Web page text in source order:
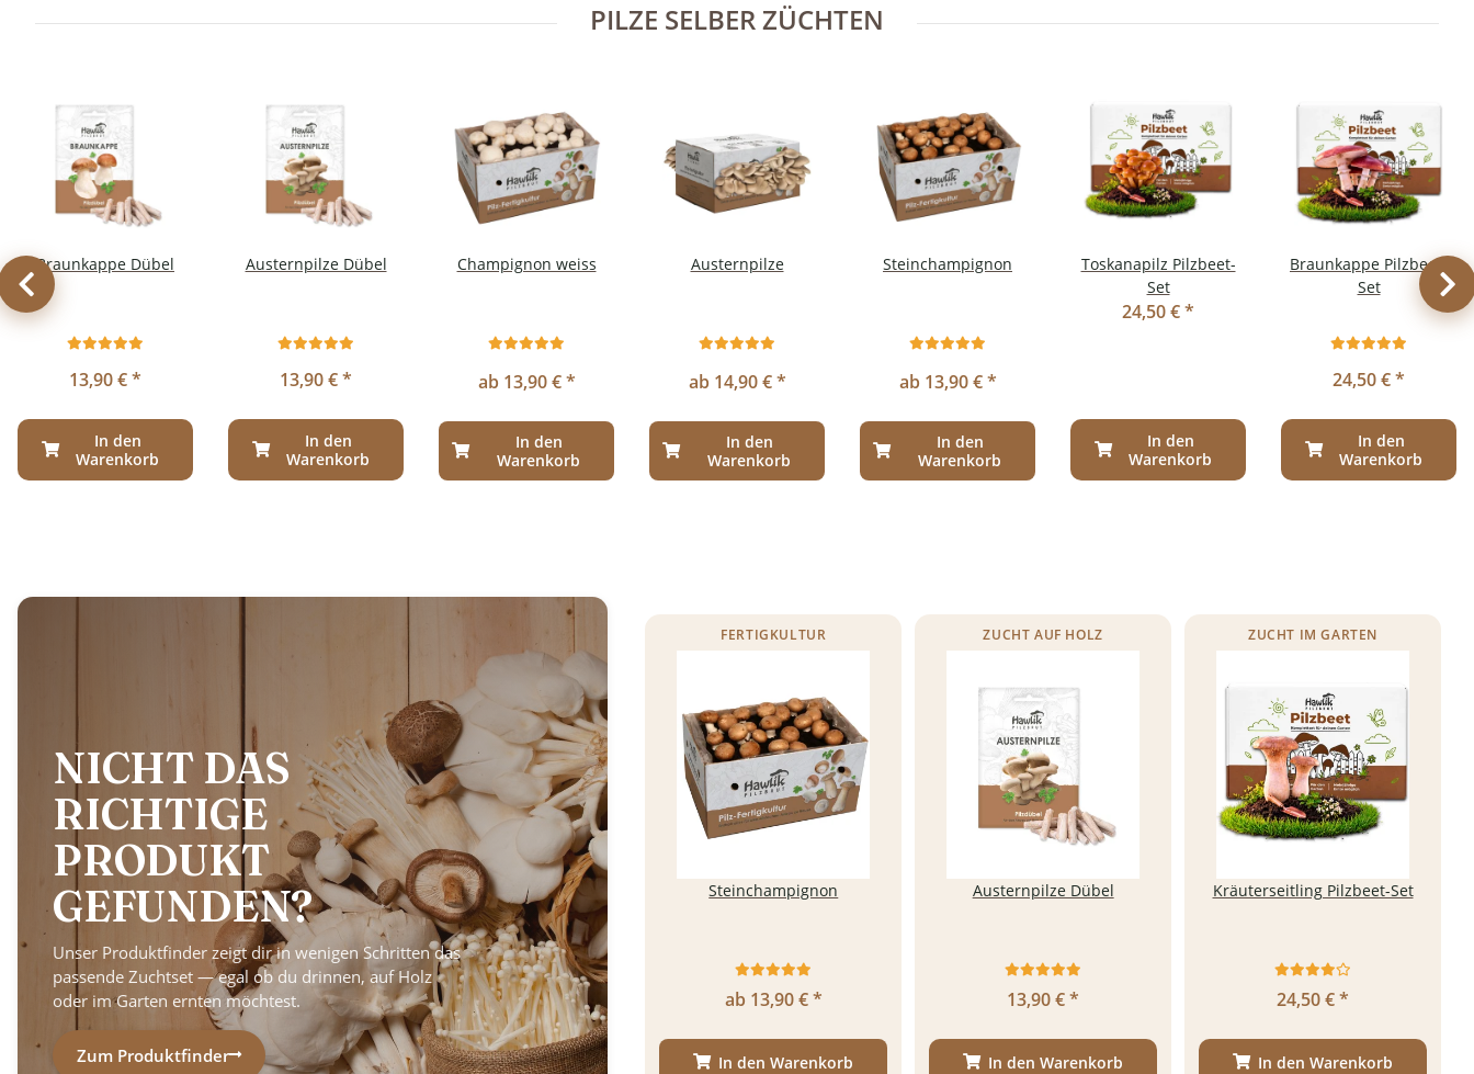
PILZE SELBER ZÜCHTEN
Braunkappe Dübel
13,90 €*
In den
Warenkorb
Austernpilze Dübel
13,90 €*
In den
Warenkorb
Champignon weiss
ab 13,90 € *
In den
Warenkorb
Austernpilze
ab 14,90 € *
In den
Warenkorb
Steinchampignon
ab 13,90 € *
In den
Warenkorb
Toskanapilz Pilzbeet-
Set
24,50 €*
In den
Warenkorb
Braunkappe Pilzbeet-
Set
24,50 €*
In den
Warenkorb
NICHT DAS
RICHTIGE
PRODUKT
GEFUNDEN?
Unser Produktfinder zeigt dir in wenigen Schritten das
passende Zuchtset — egal ob du drinnen, auf Holz
oder im Garten ernten möchtest.
Zum Produktfinder
FERTIGKULTUR
Steinchampignon
ab 13,90 € *
In den Warenkorb
ZUCHT AUF HOLZ
Austernpilze Dübel
13,90 €*
In den Warenkorb
ZUCHT IM GARTEN
Kräuterseitling Pilzbeet-Set
24,50 €*
In den Warenkorb